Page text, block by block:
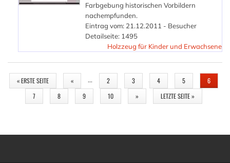
Farbgebung historischen Vorbildern
nachempfunden.
Eintrag vom: 21.12.2011 - Besucher
Detailseite: 1495
Holzzeug für Kinder und Erwachsene
SEITEN
« ERSTE SEITE « … 2 3 4 5
6
7
8 9 10 » LETZTE SEITE »